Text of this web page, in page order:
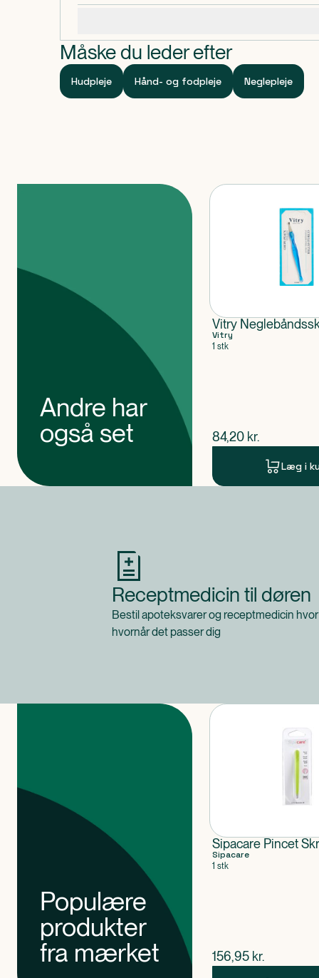
Dosis og anvendelse
Måske du leder efter
Hudpleje Hånd- og fodpleje Neglepleje
Andre har
også set
Vitry
Vitry
1 stk
$nuværende pris
84,20 kr.
Læg i
Receptmedicin til døren
Bestil apoteksvarer og receptmedicin
hvornår det passer dig
Populære
produkter
fra mærket
Sipacare Pincet
Sipacare
1 stk
$nuværende pris
156,95 kr.